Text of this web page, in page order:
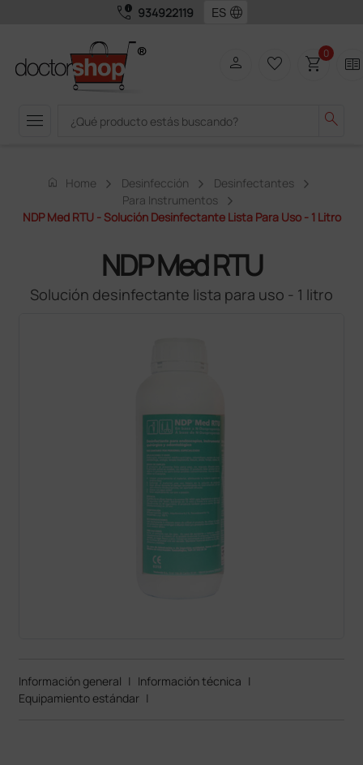
call_quality 934922119 language
menu search
person favorite_border shopping_cart0 two_pager
home Home Desinfección
Desinfectantes
Para Instrumentos
NDP Med RTU - Solución Desinfectante Lista Para Uso - 1 Litro
NDP Med RTU
Solución desinfectante lista para uso - 1 litro
Información general | Información técnica |
Equipamiento estándar |